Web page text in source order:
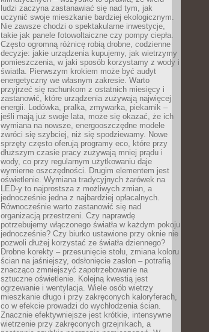
ludzi zaczyna zastanawiać się nad tym, jak
uczynić swoje mieszkanie bardziej ekologicznym.
Nie zawsze chodzi o spektakularne inwestycje,
takie jak panele fotowoltaiczne czy pompy ciepła.
Często ogromną różnicę robią drobne, codzienne
decyzje: jakie urządzenia kupujemy, jak wietrzymy
pomieszczenia, w jaki sposób korzystamy z wody i
światła. Pierwszym krokiem może być audyt
energetyczny we własnym zakresie. Warto
przyjrzeć się rachunkom z ostatnich miesięcy i
zastanowić, które urządzenia zużywają najwięcej
energii. Lodówka, pralka, zmywarka, piekarnik –
jeśli mają już swoje lata, może się okazać, że ich
wymiana na nowsze, energooszczędne modele
zwróci się szybciej, niż się spodziewamy. Nowe
sprzęty często oferują programy eco, które przy
dłuższym czasie pracy zużywają mniej prądu i
wody, co przy regularnym użytkowaniu daje
wymierne oszczędności. Drugim elementem jest
oświetlenie. Wymiana tradycyjnych żarówek na
LED-y to najprostsza z możliwych zmian, a
jednocześnie jedna z najbardziej opłacalnych.
Równocześnie warto zastanowić się nad
organizacją przestrzeni. Czy naprawdę
potrzebujemy włączonego światła w każdym pokoju
jednocześnie? Czy biurko ustawione przy oknie nie
pozwoli dłużej korzystać ze światła dziennego?
Drobne korekty – przesunięcie stołu, zmiana koloru
ścian na jaśniejszy, odsłonięcie zasłon – potrafią
znacząco zmniejszyć zapotrzebowanie na
sztuczne oświetlenie. Kolejną kwestią jest
ogrzewanie i wentylacja. Wiele osób wietrzy
mieszkanie długo i przy zakręconych kaloryferach,
co w efekcie prowadzi do wychłodzenia ścian.
Znacznie efektywniejsze jest krótkie, intensywne
wietrzenie przy zakręconych grzejnikach, a